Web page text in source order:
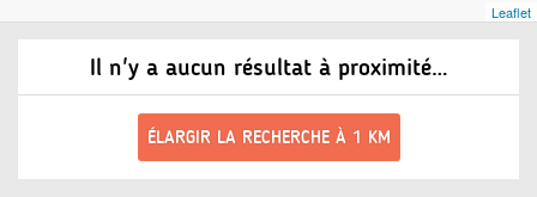
Il n'y a aucun résultat à proximité…
ÉLARGIR LA RECHERCHE À 1 KM
Leaflet